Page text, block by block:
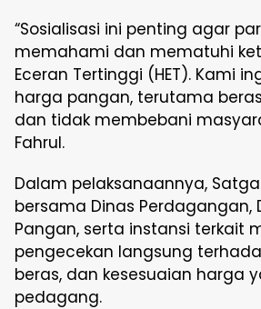
“Sosialisasi ini penting agar
memahami dan mematuhi
Eceran Tertinggi (HET). Kami
harga pangan, terutama
dan tidak membebani
Fahrul.
Dalam pelaksanaannya,
bersama Dinas Perdagangan,
Pangan, serta instansi terkait
pengecekan langsung
beras, dan kesesuaian harga
pedagang.